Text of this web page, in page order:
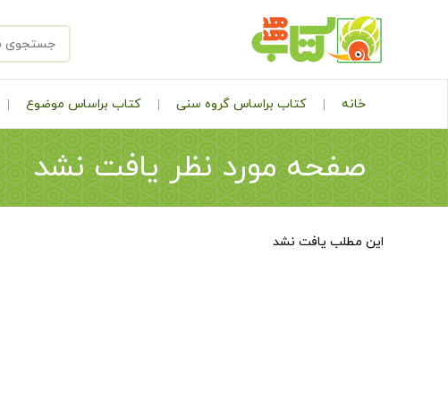
خانه کتاب براساس گروه سنی کتاب براساس موضوع
صفحه مورد نظر یافت نشد
این مطلب یافت نشد